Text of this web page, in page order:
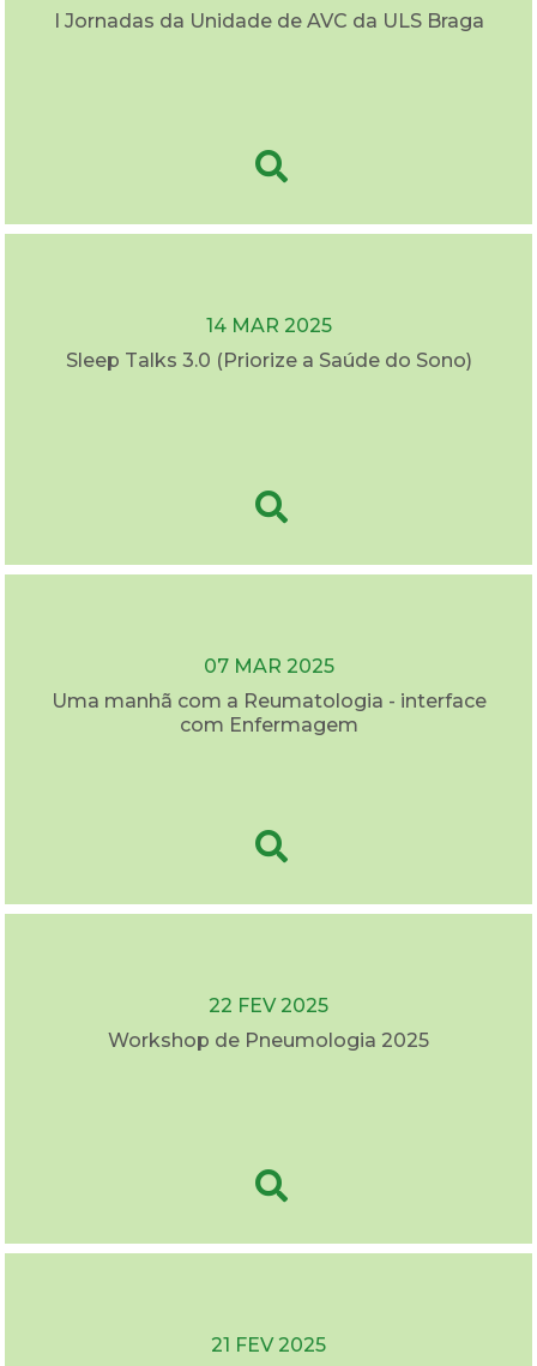
I Jornadas da Unidade de AVC da ULS Braga
14 MAR 2025
Sleep Talks 3.0 (Priorize a Saúde do Sono)
07 MAR 2025
Uma manhã com a Reumatologia - interface
com Enfermagem
22 FEV 2025
Workshop de Pneumologia 2025
21 FEV 2025